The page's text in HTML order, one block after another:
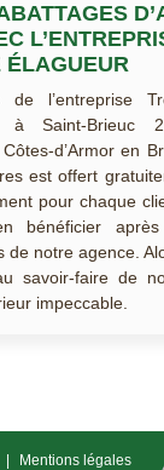
ÉLAGUEUR
l’entreprise
à Saint-Brieuc
d’Armor en
est offert
pour chaque
bénéficier
de notre agence.
savoir-faire de
impeccable.
Mentions légales